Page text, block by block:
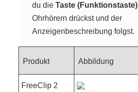
du dieTaste (Funktionstaste)
Ohrhörern drückst und der
Anzeigenbeschreibung folgst.
Produkt Abbildung
FreeClip 2